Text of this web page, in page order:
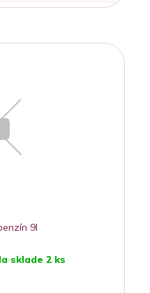
9l
sklade 2 ks